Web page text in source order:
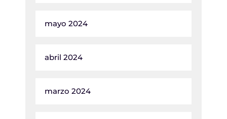
mayo 2024
abril 2024
marzo 2024